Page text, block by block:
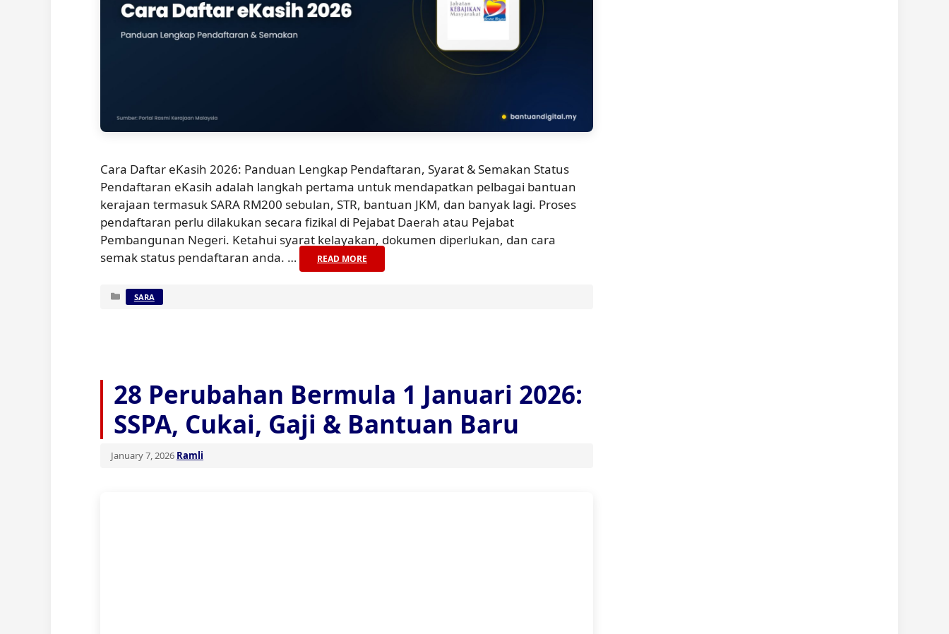
Cara Daftar eKasih 2026: Panduan Lengkap Pendaftaran, Syarat & Semakan Status
Pendaftaran eKasih adalah langkah pertama untuk mendapatkan pelbagai bantuan
kerajaan termasuk SARA RM200 sebulan, STR, bantuan JKM, dan banyak lagi. Proses
pendaftaran perlu dilakukan secara fizikal di Pejabat Daerah atau Pejabat
Pembangunan Negeri. Ketahui syarat kelayakan, dokumen diperlukan, dan cara
semak status pendaftaran anda. …
READ MORE
Categories
SARA
28 Perubahan Bermula 1 Januari 2026:
SSPA, Cukai, Gaji & Bantuan Baru
January 7, 2026 Ramli